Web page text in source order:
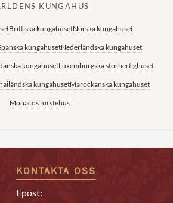
KUNGAHUS
Brittiska kungahusetNorska kungahuset
kungahusetNederländska kungahuset
kungahusetLuxemburgska storhertighuset
kungahusetMarockanska kungahuset
Monacos furstehus
KONTAKTA OSS
Epost: